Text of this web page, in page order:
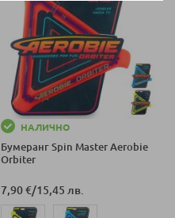
НАЛИЧНО
Бумеранг Spin Master Aerobie
Orbiter
7,90 €/15,45 лв.